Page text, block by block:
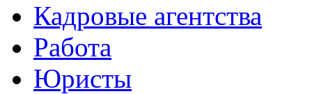
Кадровые агентства
Работа
Юристы